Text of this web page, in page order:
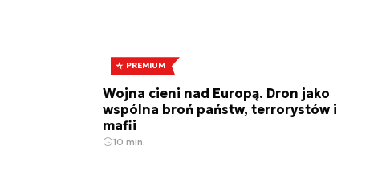
PREMIUM
Wojna cieni nad Europą. Dron jako
wspólna broń państw, terrorystów i
mafii
10 min.